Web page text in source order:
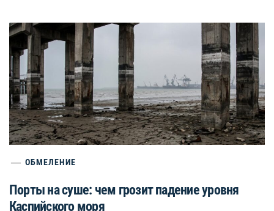
ОБМЕЛЕНИЕ
Порты на суше: чем грозит падение уровня
Каспийского моря